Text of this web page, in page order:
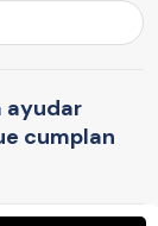
ayudar
cumplan